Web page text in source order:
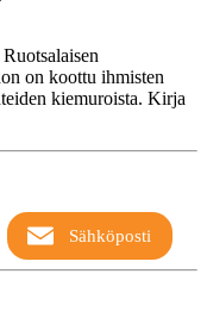
on koottu ihmisten
kiemuroista. Kirja
Sähköposti